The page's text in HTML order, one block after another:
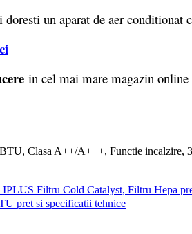
un aparat de aer
in cel mai mare magazin
Filtru Cold Catalyst, Filtru Hepa
pret si specificatii tehnice